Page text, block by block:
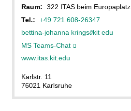
Raum:
322 ITAS beim Europaplatz
Tel.:
+49 721 608-26347
bettina-johanna krings∂kit edu
MS Teams-Chat
www.itas.kit.edu
Karlstr. 11
76021 Karlsruhe